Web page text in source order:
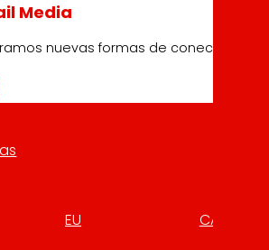
Media
nuevas formas de conectar
EU CA